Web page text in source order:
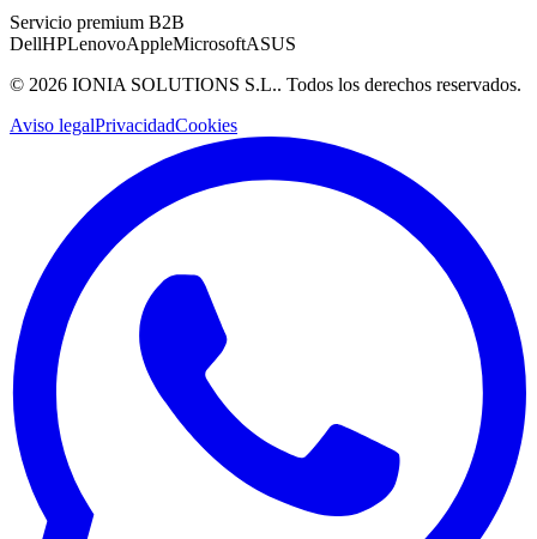
Servicio premium B2B
DellHPLenovoAppleMicrosoftASUS
© 2026 IONIA SOLUTIONS S.L.. Todos los derechos reservados.
Aviso legalPrivacidadCookies